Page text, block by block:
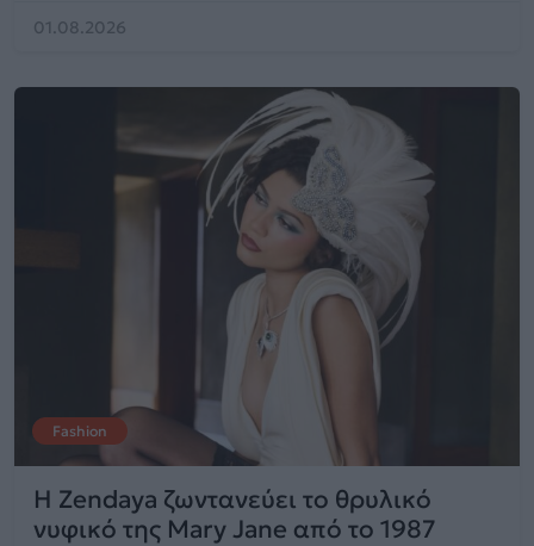
01.08.2026
Fashion
Η Zendaya ζωντανεύει το θρυλικό
νυφικό της Mary Jane από το 1987